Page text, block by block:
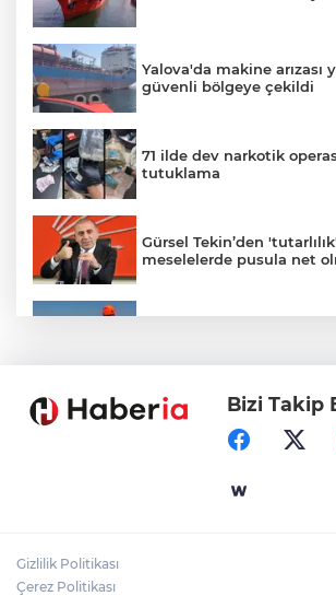
Yalova'da makine arızası
güvenli bölgeye çekildi
71 ilde dev narkotik
tutuklama
Gürsel Tekin’den
meselelerde pusula net
Samsun’da Alaçam'a yeni
Yapay zekada onlarca
Bizi Takip
Gizlilik Politikası
Çerez Politikası